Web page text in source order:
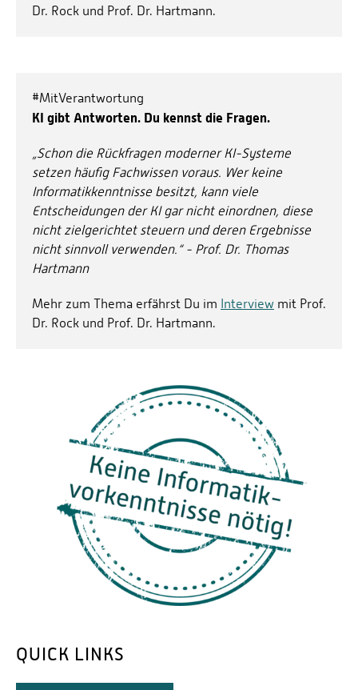
Dr. Rock und Prof. Dr. Hartmann.
#MitVerantwortung
KI gibt Antworten. Du kennst die Fragen.
„Schon die Rückfragen moderner KI-Systeme
setzen häufig Fachwissen voraus. Wer keine
Informatikkenntnisse besitzt, kann viele
Entscheidungen der KI gar nicht einordnen, diese
nicht zielgerichtet steuern und deren Ergebnisse
nicht sinnvoll verwenden.“ - Prof. Dr. Thomas
Hartmann
Mehr zum Thema erfährst Du im Interview mit Prof.
Dr. Rock und Prof. Dr. Hartmann.
QUICK LINKS